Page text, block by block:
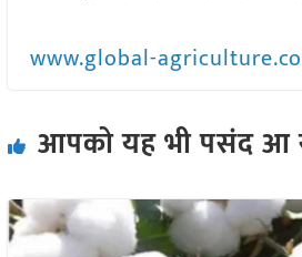
www.global-
आपको यह भी पसंद आ